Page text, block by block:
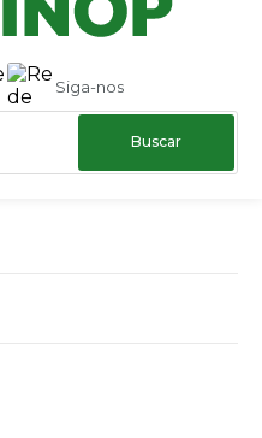
Siga-nos